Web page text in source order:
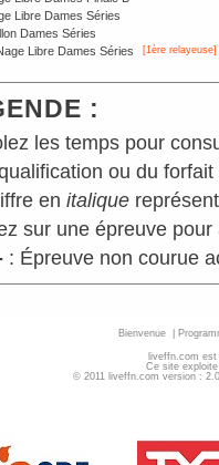
Libre Dames Séries
Dames Séries
Libre Dames Séries [1ère relayeuse]
:
les temps pour
ou du forfait
en italique
sur une épreuve
: Épreuve non courue
Bienvenue
liveffn.com
Ce site
© 2011 liveffn.com version :